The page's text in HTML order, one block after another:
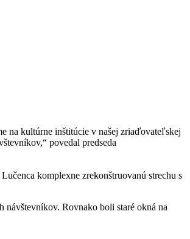
na kultúrne inštitúcie v našej zriaďovateľskej
povedal predseda
komplexne zrekonštruovanú strechu s
návštevníkov. Rovnako boli staré okná na